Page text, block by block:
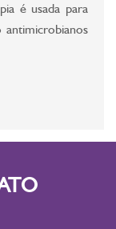
é usada para
antimicrobianos